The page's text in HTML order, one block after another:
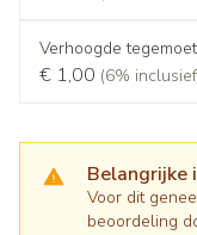
Verhoogde
€ 1,00 (6%
Belangrijke
Voor dit
beoordeling